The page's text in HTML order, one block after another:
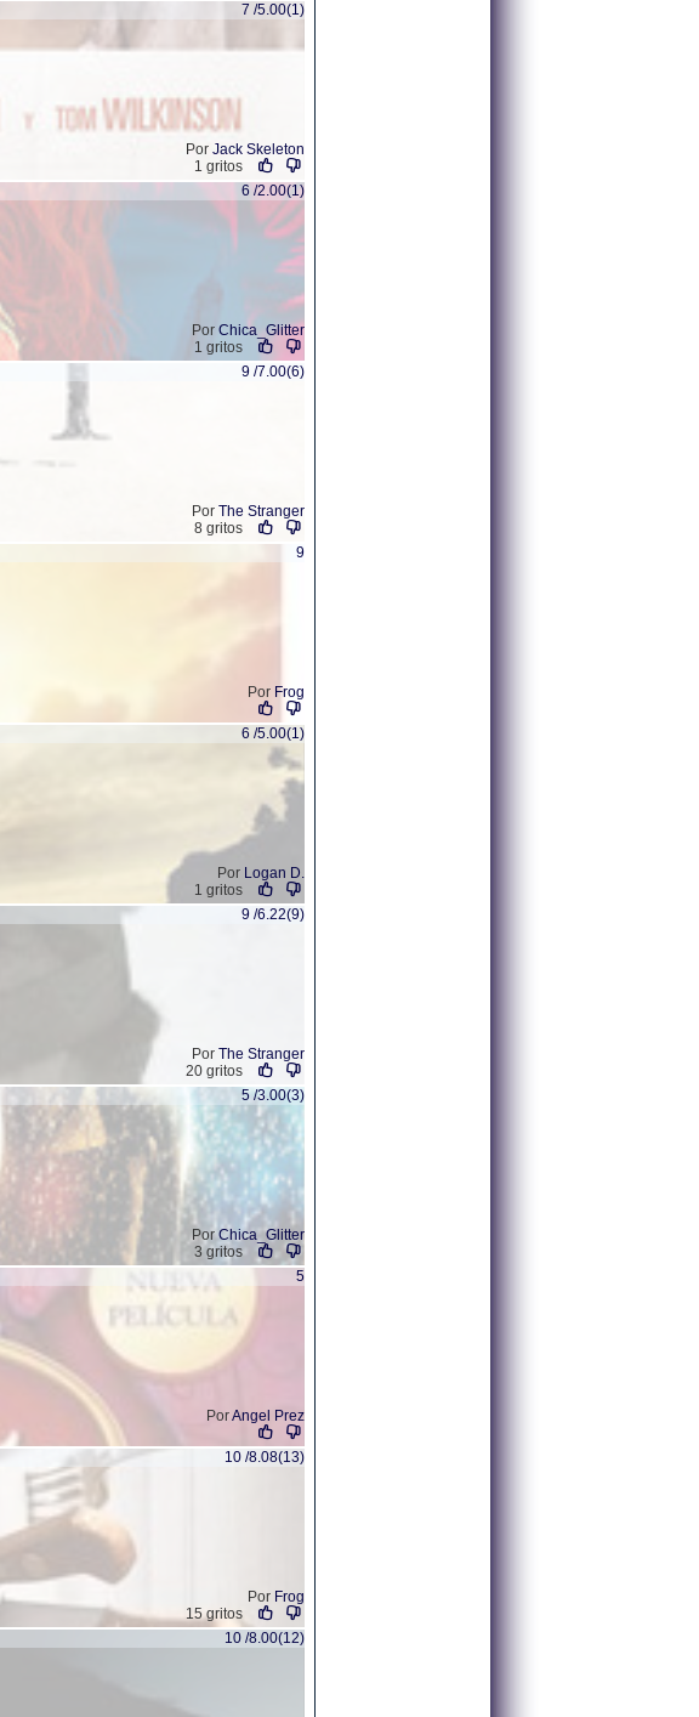
7 /5.00(1)
Por Jack Skeleton
1 gritos
6 /2.00(1)
Por Chica_Glitter
1 gritos
9 /7.00(6)
Por The Stranger
8 gritos
9
Por Frog
6 /5.00(1)
Por Logan D.
1 gritos
9 /6.22(9)
Por The Stranger
20 gritos
5 /3.00(3)
PorChica_Glitter
3 gritos
5
PorAngel Prez
10 /8.08(13)
Por Frog
15 gritos
10 /8.00(12)